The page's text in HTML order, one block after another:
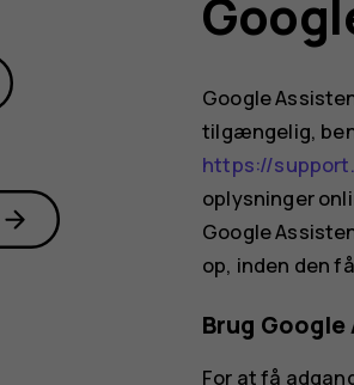
Google
tilgængelig,
https://
oplysninger
Google
op, inden den
Brug
For at få